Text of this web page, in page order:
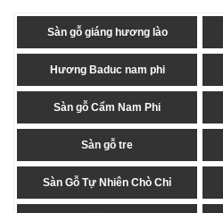
Sàn gỗ giáng hương lào
Hương Baduc nam phi
Sàn gỗ Cẩm Nam Phi
Sàn gỗ tre
Sàn Gỗ Tự Nhiên Chò Chỉ